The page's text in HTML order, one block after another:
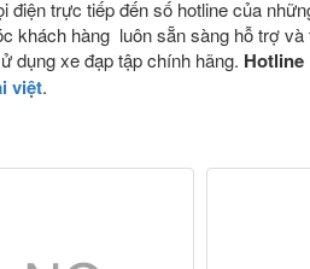
trực tiếp đến số hotline của
khách hàng luôn sẵn sàng hỗ trợ
dụng xe đạp tập chính hãng. Hotline
việt.